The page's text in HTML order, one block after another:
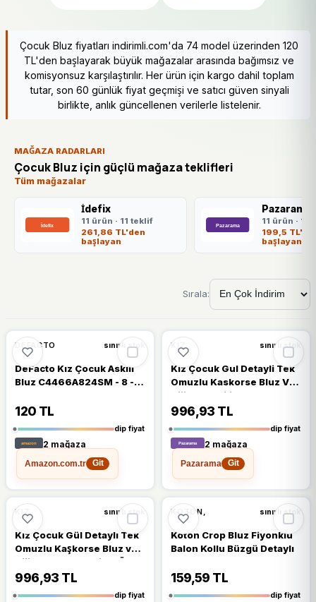
Çocuk Bluz fiyatları indirimli.com'da 74 model üzerinden 120
TL'den başlayarak büyük mağazalar arasında bağımsız ve
komisyonsuz karşılaştırılır. Her ürün için kargo dahil toplam
tutar, son 60 günlük fiyat geçmişi ve satıcı güven sinyali
birlikte, anlık güncellenen verilerle listelenir.
MAĞAZA RADARLARI
Çocuk Bluz için güçlü mağaza teklifleri
Tüm mağazalar
İdefix
11 ürün · 11 teklif
261,86 TL'den
başlayan
Pazarama
11 ürün · 11
199,5
başlayan
Sırala:
%66 %66 DÜŞTÜ
DEFACTO sınırlı stok
DeFacto Kız Çocuk Askılı
Bluz C4466A824SM - 8 - 9
120 TL
dip fiyat
2 mağaza
Amazon.com.tr
Git
%24 %24 DÜŞTÜ
KIZ sınırlı stok
Kiz Çocuk Gul Detayli Tek
Omuzlu Kaskorse Bluz Ve
Dijital Baskili Beyaz Alt Ust
Takim
996,93 TL
dip fiyat
2 mağaza
Pazarama
Git
%24 DÜŞTÜ
KIZ sınırlı stok
Kız Çocuk Gül Detaylı Tek
Omuzlu Kaşkorse Bluz ve
Dijital Baskılı Mavi Alt Üst
Takım
996,93 TL
dip fiyat
%20 DÜŞTÜ
KOTON, sınırlı stok
Koton Crop Bluz Fiyonklu
Balon Kollu Büzgü Detaylı
159,59 TL
dip fiyat